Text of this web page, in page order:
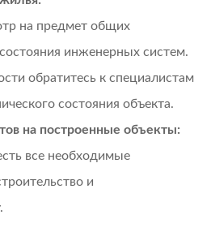
на предмет общих
инженерных систем.
обратитесь к специалистам
состояния объекта.
на построенные объекты:
все необходимые
и